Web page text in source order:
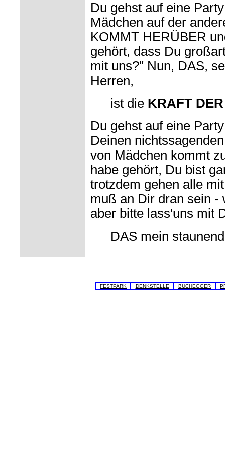
Du gehst auf eine
Mädchen auf der
KOMMT HERÜBER
gehört, dass Du
mit uns?" Nun, DAS,
Herren,
ist die KRAFT
Du gehst auf eine
Deinen
von Mädchen kommt
habe gehört, Du bist
trotzdem gehen alle
muß an Dir dran sein -
aber bitte lass'uns mit
DAS mein
FESTPARK DENKSTELLE BUCHEGGER